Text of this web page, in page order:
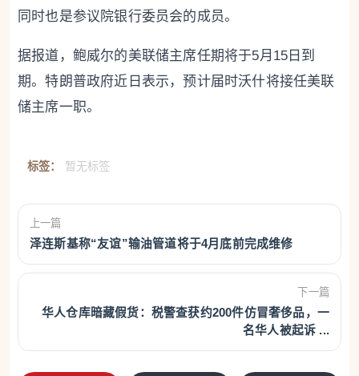
同时也是参议院银行委员会的成员。
据报道，鲍威尔的美联储主席任期将于5月15日到
期。特朗普政府近日表示，预计届时沃什将接任美联
储主席一职。
标签： 暂无标签
上一篇
泽连斯基称“友谊”输油管道将于4月底前完成维修
下一篇
华人仓库暗藏假货：税警查获约200件仿冒奢侈品，一
名华人被起诉 ...